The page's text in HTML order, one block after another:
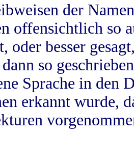
der
offensichtlich so
oder besser
so
Sprache in
erkannt wurde,